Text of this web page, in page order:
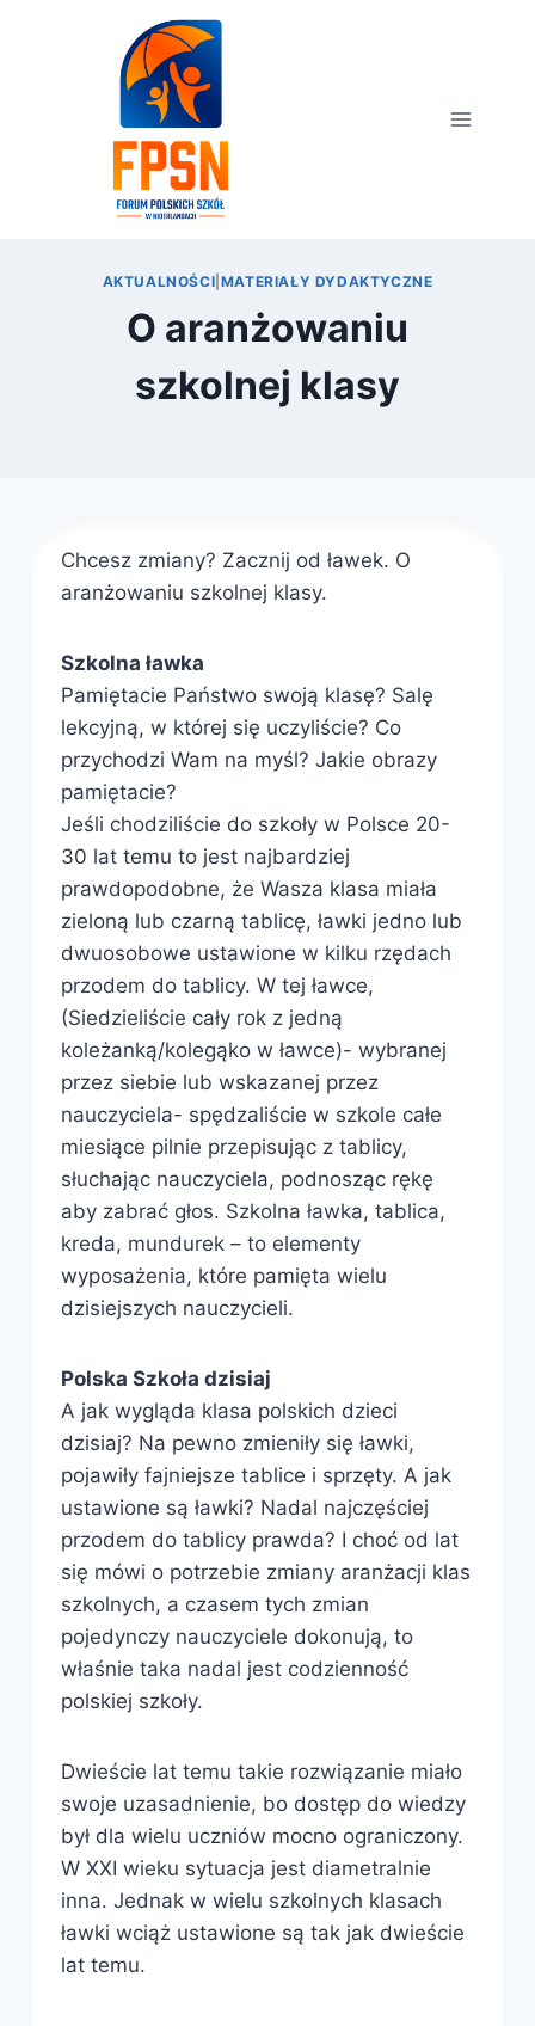
AKTUALNOŚCI MATERIAŁY DYDAKTYCZNE
O aranżowaniu
szkolnej klasy
Chcesz zmiany? Zacznij od ławek. O
aranżowaniu szkolnej klasy.
Szkolna ławka
Pamiętacie Państwo swoją klasę? Salę
lekcyjną, w której się uczyliście? Co
przychodzi Wam na myśl? Jakie obrazy
pamiętacie?
Jeśli chodziliście do szkoły w Polsce 20-
30 lat temu to jest najbardziej
prawdopodobne, że Wasza klasa miała
zieloną lub czarną tablicę, ławki jedno lub
dwuosobowe ustawione w kilku rzędach
przodem do tablicy. W tej ławce,
(Siedzieliście cały rok z jedną
koleżanką/kolegąko w ławce)- wybranej
przez siebie lub wskazanej przez
nauczyciela- spędzaliście w szkole całe
miesiące pilnie przepisując z tablicy,
słuchając nauczyciela, podnosząc rękę
aby zabrać głos. Szkolna ławka, tablica,
kreda, mundurek – to elementy
wyposażenia, które pamięta wielu
dzisiejszych nauczycieli.
Polska Szkoła dzisiaj
A jak wygląda klasa polskich dzieci
dzisiaj? Na pewno zmieniły się ławki,
pojawiły fajniejsze tablice i sprzęty. A jak
ustawione są ławki? Nadal najczęściej
przodem do tablicy prawda? I choć od lat
się mówi o potrzebie zmiany aranżacji klas
szkolnych, a czasem tych zmian
pojedynczy nauczyciele dokonują, to
właśnie taka nadal jest codzienność
polskiej szkoły.
Dwieście lat temu takie rozwiązanie miało
swoje uzasadnienie, bo dostęp do wiedzy
był dla wielu uczniów mocno ograniczony.
W XXI wieku sytuacja jest diametralnie
inna. Jednak w wielu szkolnych klasach
ławki wciąż ustawione są tak jak dwieście
lat temu.